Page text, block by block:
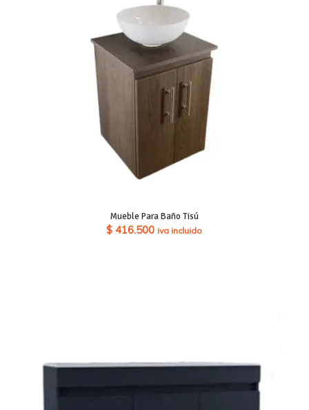
Mueble Para Baño Tisú
$ 416.500 iva incluido